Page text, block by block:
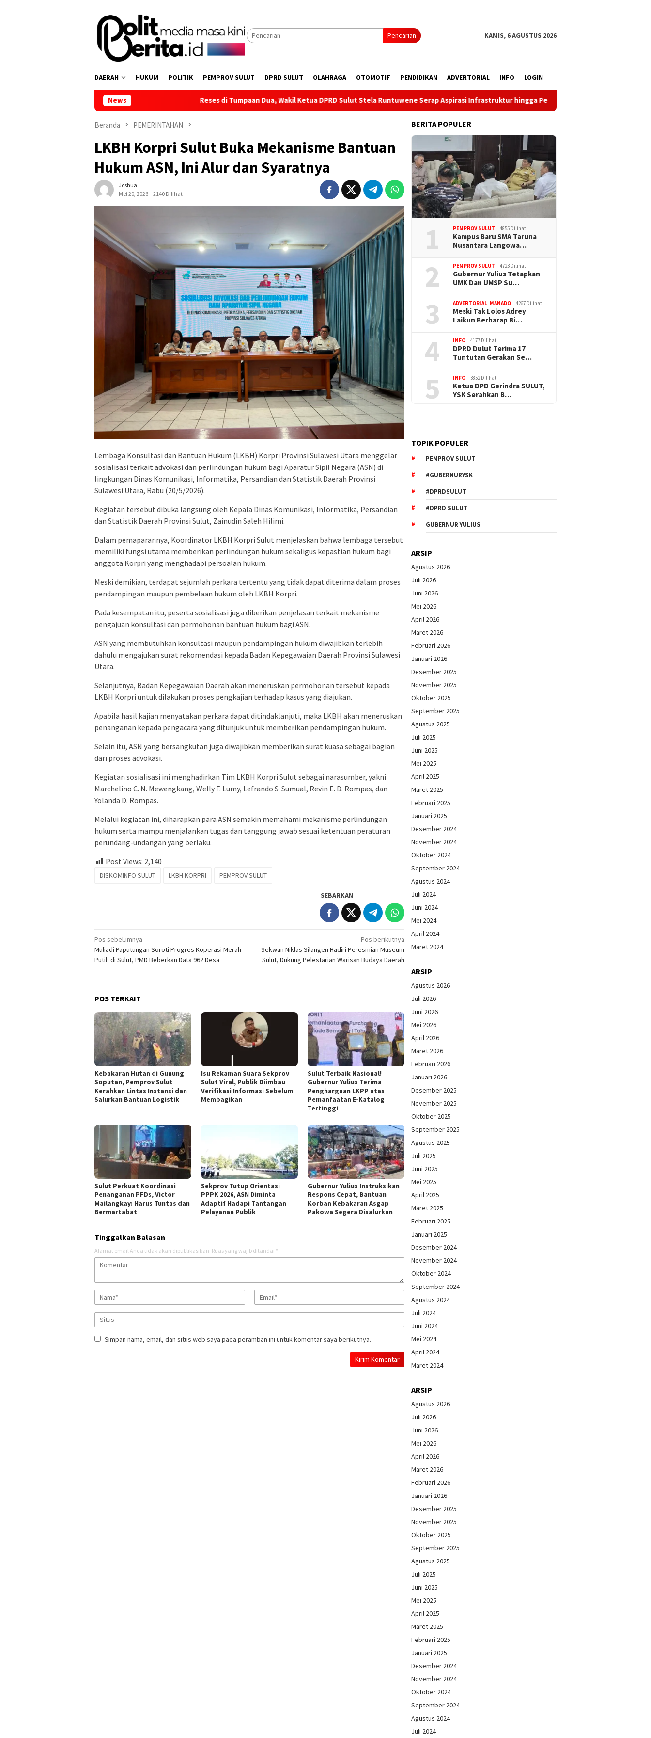
Pencarian
KAMIS, 6 AGUSTUS 2026
DAERAH HUKUM POLITIK PEMPROV SULUT DPRD SULUT OLAHRAGA OTOMOTIF PENDIDIKAN ADVERTORIAL INFO LOGIN
NewsReses di Tumpaan Dua, Wakil Ketua DPRD Sulut Stela Runtuwene Serap Aspirasi Infrastruktur hingga Pemberdayaan Ekonomi
Beranda PEMERINTAHAN
LKBH Korpri Sulut Buka Mekanisme Bantuan
Hukum ASN, Ini Alur dan Syaratnya
Joshua
Mei 20, 2026
2140 Dilihat
Lembaga Konsultasi dan Bantuan Hukum (LKBH) Korpri Provinsi Sulawesi Utara menggelar
sosialisasi terkait advokasi dan perlindungan hukum bagi Aparatur Sipil Negara (ASN) di
lingkungan Dinas Komunikasi, Informatika, Persandian dan Statistik Daerah Provinsi
Sulawesi Utara, Rabu (20/5/2026).
Kegiatan tersebut dibuka langsung oleh Kepala Dinas Komunikasi, Informatika, Persandian
dan Statistik Daerah Provinsi Sulut, Zainudin Saleh Hilimi.
Dalam pemaparannya, Koordinator LKBH Korpri Sulut menjelaskan bahwa lembaga tersebut
memiliki fungsi utama memberikan perlindungan hukum sekaligus kepastian hukum bagi
anggota Korpri yang menghadapi persoalan hukum.
Meski demikian, terdapat sejumlah perkara tertentu yang tidak dapat diterima dalam proses
pendampingan maupun pembelaan hukum oleh LKBH Korpri.
Pada kesempatan itu, peserta sosialisasi juga diberikan penjelasan terkait mekanisme
pengajuan konsultasi dan permohonan bantuan hukum bagi ASN.
ASN yang membutuhkan konsultasi maupun pendampingan hukum diwajibkan terlebih
dahulu mengajukan surat rekomendasi kepada Badan Kepegawaian Daerah Provinsi Sulawesi
Utara.
Selanjutnya, Badan Kepegawaian Daerah akan meneruskan permohonan tersebut kepada
LKBH Korpri untuk dilakukan proses pengkajian terhadap kasus yang diajukan.
Apabila hasil kajian menyatakan perkara dapat ditindaklanjuti, maka LKBH akan meneruskan
penanganan kepada pengacara yang ditunjuk untuk memberikan pendampingan hukum.
Selain itu, ASN yang bersangkutan juga diwajibkan memberikan surat kuasa sebagai bagian
dari proses advokasi.
Kegiatan sosialisasi ini menghadirkan Tim LKBH Korpri Sulut sebagai narasumber, yakni
Marchelino C. N. Mewengkang, Welly F. Lumy, Lefrando S. Sumual, Revin E. D. Rompas, dan
Yolanda D. Rompas.
Melalui kegiatan ini, diharapkan para ASN semakin memahami mekanisme perlindungan
hukum serta mampu menjalankan tugas dan tanggung jawab sesuai ketentuan peraturan
perundang-undangan yang berlaku.
Post Views: 2,140
DISKOMINFO SULUT LKBH KORPRI PEMPROV SULUT
SEBARKAN
Navigasi
pos
Pos sebelumnya
Muliadi Paputungan Soroti Progres Koperasi Merah
Putih di Sulut, PMD Beberkan Data 962 Desa
Pos berikutnya
Sekwan Niklas Silangen Hadiri Peresmian Museum
Sulut, Dukung Pelestarian Warisan Budaya Daerah
POS TERKAIT
Kebakaran Hutan di Gunung
Soputan, Pemprov Sulut
Kerahkan Lintas Instansi dan
Salurkan Bantuan Logistik
Isu Rekaman Suara Sekprov
Sulut Viral, Publik Diimbau
Verifikasi Informasi Sebelum
Membagikan
Sulut Terbaik Nasional!
Gubernur Yulius Terima
Penghargaan LKPP atas
Pemanfaatan E-Katalog
Tertinggi
Sulut Perkuat Koordinasi
Penanganan PFDs, Victor
Mailangkay: Harus Tuntas dan
Bermartabat
Sekprov Tutup Orientasi
PPPK 2026, ASN Diminta
Adaptif Hadapi Tantangan
Pelayanan Publik
Gubernur Yulius Instruksikan
Respons Cepat, Bantuan
Korban Kebakaran Asgap
Pakowa Segera Disalurkan
Tinggalkan Balasan
Alamat email Anda tidak akan dipublikasikan. Ruas yang wajib ditandai *
Simpan nama, email, dan situs web saya pada peramban ini untuk komentar saya berikutnya.
BERITA POPULER
1 PEMPROV SULUT 4855 Dilihat
Kampus Baru SMA Taruna
Nusantara Langowa…
2 PEMPROV SULUT 4723 Dilihat
Gubernur Yulius Tetapkan
UMK Dan UMSP Su…
3 ADVERTORIAL MANADO 4267 Dilihat
Meski Tak Lolos Adrey
Laikun Berharap Bi…
4 INFO 4177 Dilihat
DPRD Dulut Terima 17
Tuntutan Gerakan Se…
5 INFO 3852 Dilihat
Ketua DPD Gerindra SULUT,
YSK Serahkan B…
TOPIK POPULER
PEMPROV SULUT
#GUBERNURYSK
#DPRDSULUT
#DPRD SULUT
GUBERNUR YULIUS
ARSIP
Agustus 2026
Juli 2026
Juni 2026
Mei 2026
April 2026
Maret 2026
Februari 2026
Januari 2026
Desember 2025
November 2025
Oktober 2025
September 2025
Agustus 2025
Juli 2025
Juni 2025
Mei 2025
April 2025
Maret 2025
Februari 2025
Januari 2025
Desember 2024
November 2024
Oktober 2024
September 2024
Agustus 2024
Juli 2024
Juni 2024
Mei 2024
April 2024
Maret 2024
ARSIP
Agustus 2026
Juli 2026
Juni 2026
Mei 2026
April 2026
Maret 2026
Februari 2026
Januari 2026
Desember 2025
November 2025
Oktober 2025
September 2025
Agustus 2025
Juli 2025
Juni 2025
Mei 2025
April 2025
Maret 2025
Februari 2025
Januari 2025
Desember 2024
November 2024
Oktober 2024
September 2024
Agustus 2024
Juli 2024
Juni 2024
Mei 2024
April 2024
Maret 2024
ARSIP
Agustus 2026
Juli 2026
Juni 2026
Mei 2026
April 2026
Maret 2026
Februari 2026
Januari 2026
Desember 2025
November 2025
Oktober 2025
September 2025
Agustus 2025
Juli 2025
Juni 2025
Mei 2025
April 2025
Maret 2025
Februari 2025
Januari 2025
Desember 2024
November 2024
Oktober 2024
September 2024
Agustus 2024
Juli 2024